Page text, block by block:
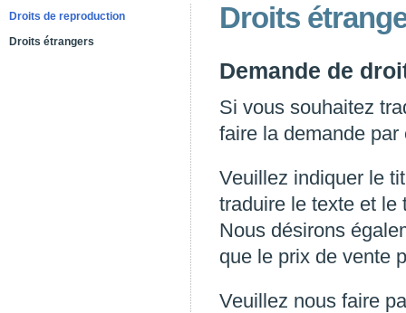
Droits de reproduction
Droits étrangers
Droits
Demande de
Si vous souhaitez
faire la demande par
Veuillez indiquer le
traduire le texte et le
Nous désirons
que le prix de vente
Veuillez nous faire